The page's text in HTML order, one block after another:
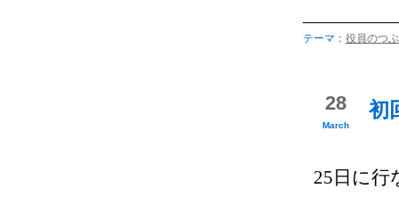
テーマ： 役員のつ
初
28
March
25日に行